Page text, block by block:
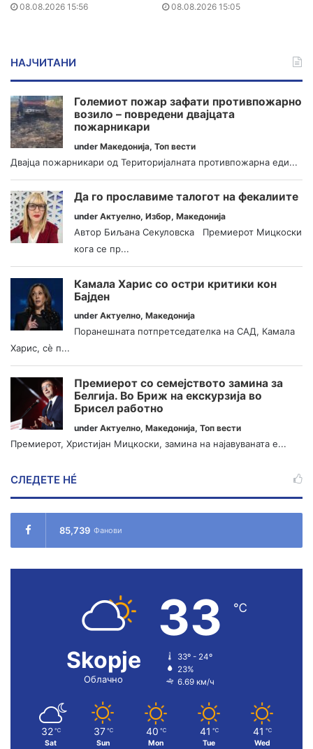
08.08.2026 15:56 08.08.2026 15:05
НАЈЧИТАНИ
Големиот пожар зафати противпожарно
возило – повредени двајцата
пожарникари
under Македонија, Топ вести
Двајца пожарникари од Територијалната противпожарна еди...
Да го прославиме талогот на фекалиите
under Актуелно, Избор, Македонија
Автор Биљана Секуловска Премиерот Мицкоски
кога се пр...
Камала Харис со остри критики кон
Бајден
under Актуелно, Македонија
Поранешната потпретседателка на САД, Камала
Харис, сè п...
Премиерот со семејството замина за
Белгија. Во Бриж на екскурзија во
Брисел работно
under Актуелно, Македонија, Топ вести
Премиерот, Христијан Мицкоски, замина на најавуваната е...
СЛЕДЕТЕ НÉ
85,739 Фанови
Skopje
Облачно
33 ℃
33º - 24º
23%
6.69 км/ч
32 ℃
Sat
37 ℃
Sun
40 ℃
Mon
41 ℃
Tue
41 ℃
Wed